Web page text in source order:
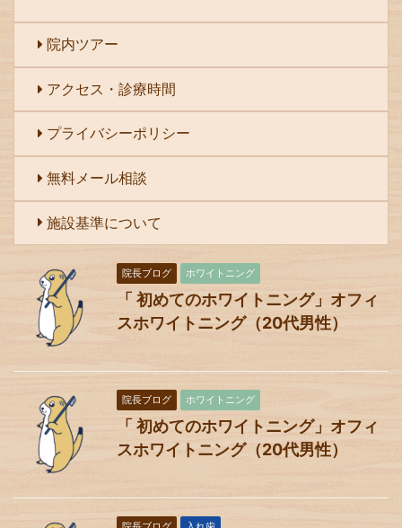
院内ツアー
アクセス・診療時間
プライバシーポリシー
無料メール相談
施設基準について
院長ブログ ホワイトニング
「 初めてのホワイトニング」オフィ
スホワイトニング（20代男性）
院長ブログ ホワイトニング
「 初めてのホワイトニング」オフィ
スホワイトニング（20代男性）